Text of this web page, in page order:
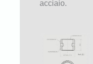
acciaio.